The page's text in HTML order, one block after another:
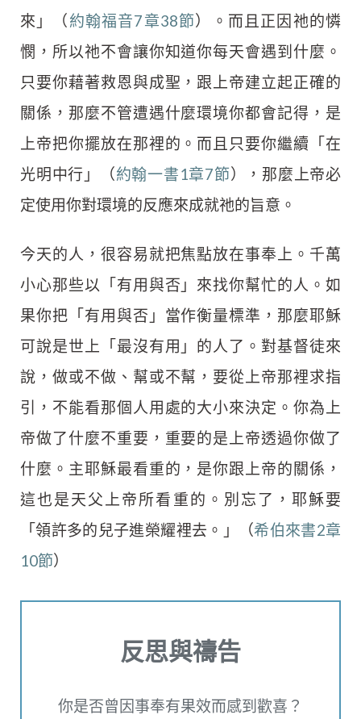
來」（約翰福音7章38節）。而且正因祂的憐
憫，所以祂不會讓你知道你每天會遇到什麼。
只要你藉著救恩與成聖，跟上帝建立起正確的
關係，那麼不管遭遇什麼環境你都會記得，是
上帝把你擺放在那裡的。而且只要你繼續「在
光明中行」（約翰一書1章7節），那麼上帝必
定使用你對環境的反應來成就祂的旨意。
今天的人，很容易就把焦點放在事奉上。千萬
小心那些以「有用與否」來找你幫忙的人。如
果你把「有用與否」當作衡量標準，那麼耶穌
可說是世上「最沒有用」的人了。對基督徒來
說，做或不做、幫或不幫，要從上帝那裡求指
引，不能看那個人用處的大小來決定。你為上
帝做了什麼不重要，重要的是上帝透過你做了
什麼。主耶穌最看重的，是你跟上帝的關係，
這也是天父上帝所看重的。別忘了，耶穌要
「領許多的兒子進榮耀裡去。」（希伯來書2章
10節）
反思與禱告
你是否曾因事奉有果效而感到歡喜？